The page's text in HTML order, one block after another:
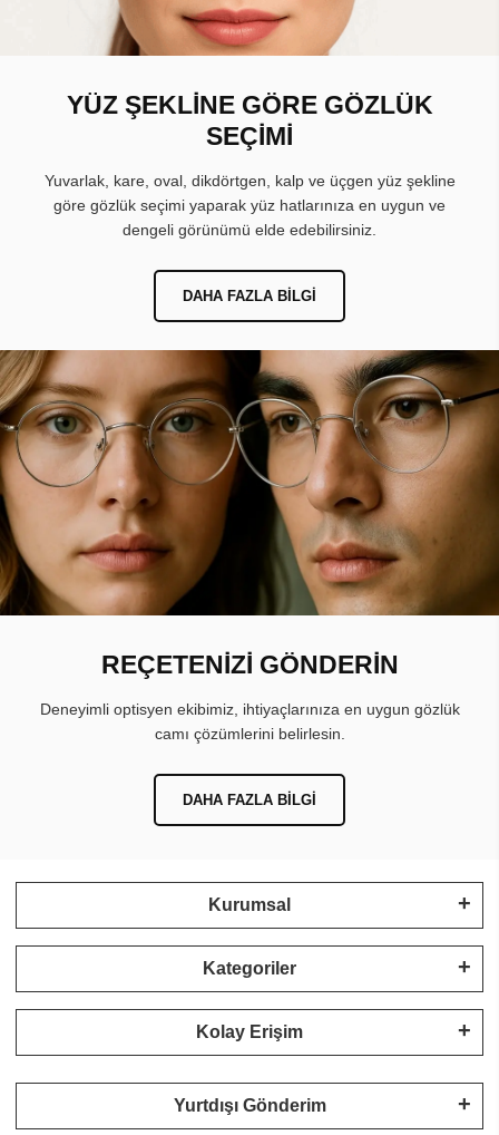
YÜZ ŞEKLİNE GÖRE GÖZLÜK
SEÇİMİ
Yuvarlak, kare, oval, dikdörtgen, kalp ve üçgen yüz şekline
göre gözlük seçimi yaparak yüz hatlarınıza en uygun ve
dengeli görünümü elde edebilirsiniz.
DAHA FAZLA BILGI
REÇETENİZİ GÖNDERİN
Deneyimli optisyen ekibimiz, ihtiyaçlarınıza en uygun gözlük
camı çözümlerini belirlesin.
DAHA FAZLA BILGI
Kurumsal
Kategoriler
Kolay Erişim
Yurtdışı Gönderim